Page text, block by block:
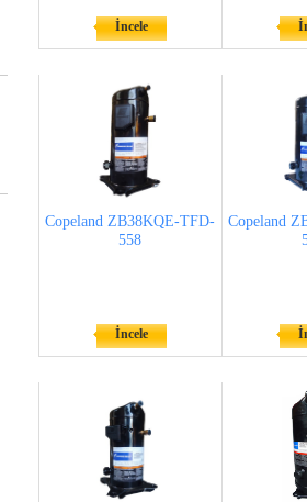
İncele
Copeland ZB38KQE-TFD-
558
İncele
Copeland